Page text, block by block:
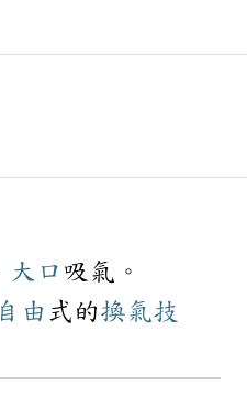
大口 吸氣。
自由 式的換氣技